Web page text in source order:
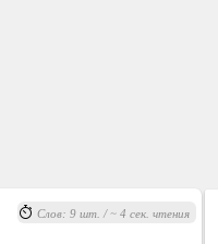
Слов: 9 шт. / ~ 4 сек. чтения